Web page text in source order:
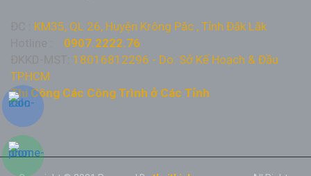
KM35, QL 26, Huyện Krông Păc , Tỉnh Đăk Lăk
0907.2222.76
18016812296 - Do: Sở Kế Hoạch & Đầu
TP.HCM
Thi Công Các Công Trình ở Các Tỉnh